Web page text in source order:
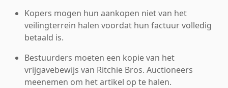
Kopers mogen hun aankopen niet van het
veilingterrein halen voordat hun factuur volledig
betaald is.
Bestuurders moeten een kopie van het
vrijgavebewijs van Ritchie Bros. Auctioneers
meenemen om het artikel op te halen.